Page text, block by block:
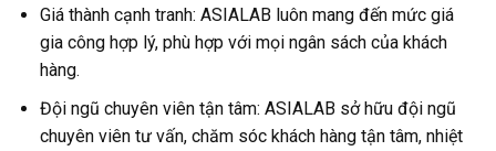
Giá thành cạnh tranh: ASIALAB luôn mang đến mức giá
gia công hợp lý, phù hợp với mọi ngân sách của khách
hàng.
Đội ngũ chuyên viên tận tâm: ASIALAB sở hữu đội ngũ
chuyên viên tư vấn, chăm sóc khách hàng tận tâm, nhiệt